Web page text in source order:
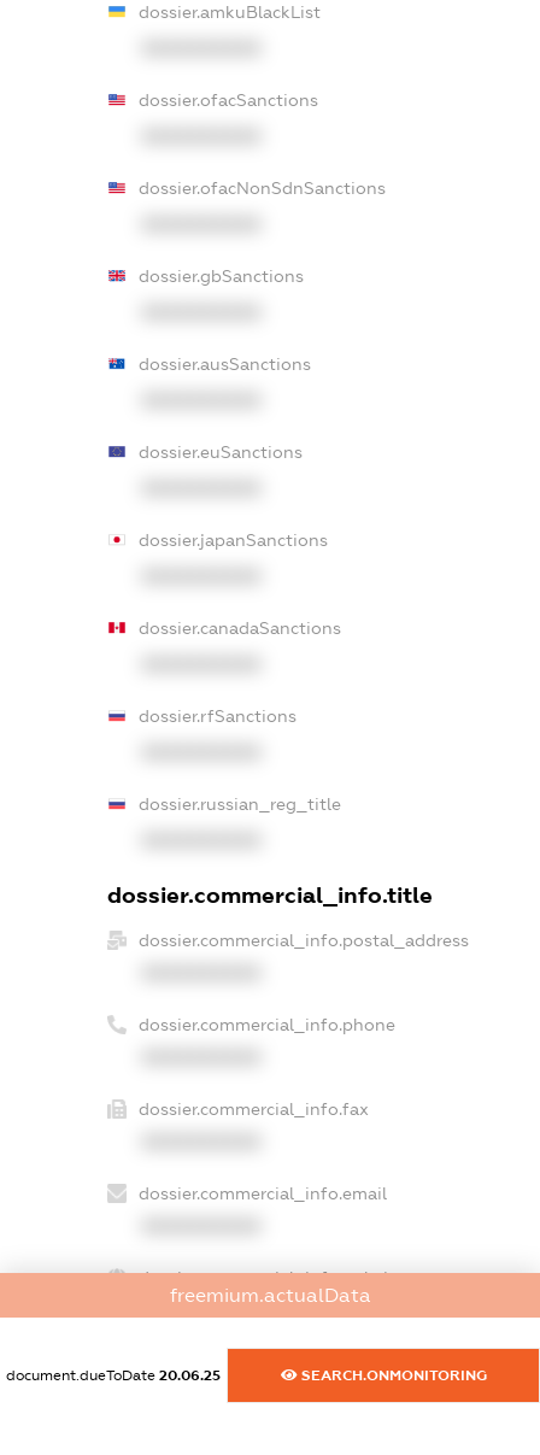
dossier.amkuBlackList
dossier.ofacSanctions
dossier.ofacNonSdnSanctions
dossier.gbSanctions
dossier.ausSanctions
dossier.euSanctions
dossier.japanSanctions
dossier.canadaSanctions
dossier.rfSanctions
dossier.russian_reg_title
dossier.commercial_info.title
dossier.commercial_info.postal_address
dossier.commercial_info.phone
dossier.commercial_info.fax
dossier.commercial_info.email
dossier.commercial_info.website
freemium.actualData
document.dueToDate 20.06.25 SEARCH.ONMONITORING